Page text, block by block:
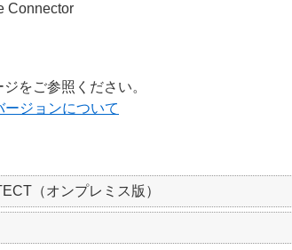
Connector
をご参照ください。
ージョンについて
（オンプレミス版）